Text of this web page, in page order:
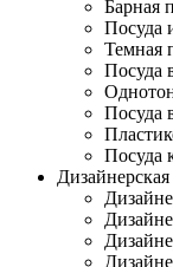
Барная
Посуда
Темная
Посуда
Посуда
Посуда